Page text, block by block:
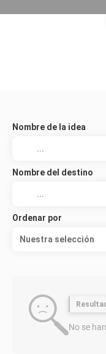
Nombre de la idea
Nombre del destino
Ordenar por
Nuestra selección
No se